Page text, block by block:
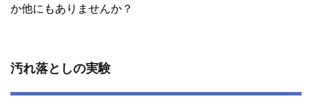
か他にもありませんか？
汚れ落としの実験